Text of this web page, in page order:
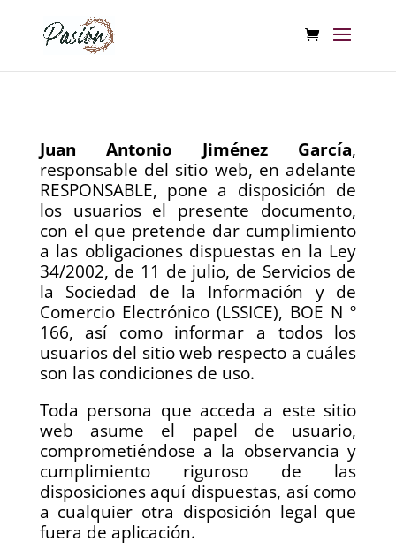
Juan Antonio Jiménez García,
responsable del sitio web, en adelante
RESPONSABLE, pone a disposición de
los usuarios el presente documento,
con el que pretende dar cumplimiento
a las obligaciones dispuestas en la Ley
34/2002, de 11 de julio, de Servicios de
la Sociedad de la Información y de
Comercio Electrónico (LSSICE), BOE N º
166, así como informar a todos los
usuarios del sitio web respecto a cuáles
son las condiciones de uso.
Toda persona que acceda a este sitio
web asume el papel de usuario,
comprometiéndose a la observancia y
cumplimiento riguroso de las
disposiciones aquí dispuestas, así como
a cualquier otra disposición legal que
fuera de aplicación.